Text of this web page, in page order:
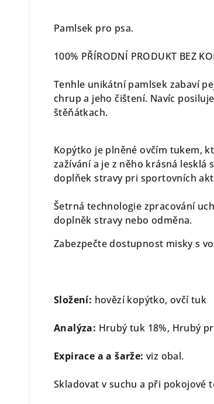
Pamlsek pro psa.
100% PŘÍRODNÍ PRODUKT BEZ
Tenhle unikátní pamlsek zabaví
chrup a jeho čištení. Navíc
štěňátkach.
Kopýtko je plněné ovčím tukem,
zažívání a je z něho krásná
doplňek stravy pri sportovních
Šetrná technologie zpracování
doplněk stravy nebo odměna.
Zabezpečte dostupnost misky s
Složení: hovězí kopýtko, ovčí tuk
Analýza: Hrubý tuk 18%, Hrubý
Expirace a a šarže: viz obal.
Skladovat v suchu a při pokojové